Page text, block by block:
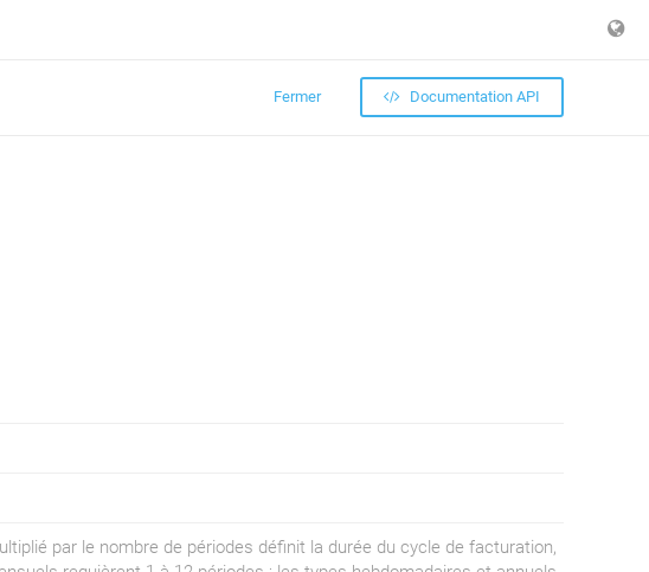
Fermer Documentation API
par le nombre de périodes définit la durée du cycle de facturation,